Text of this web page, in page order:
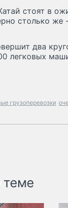
стоят в
столько же
два
легковых
грузоперевозки
теме